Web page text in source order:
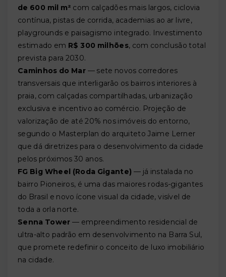
de 600 mil m² com calçadões mais largos, ciclovia
contínua, pistas de corrida, academias ao ar livre,
playgrounds e paisagismo integrado. Investimento
estimado em R$ 300 milhões, com conclusão total
prevista para 2030.
Caminhos do Mar — sete novos corredores
transversais que interligarão os bairros interiores à
praia, com calçadas compartilhadas, urbanização
exclusiva e incentivo ao comércio. Projeção de
valorização de até 20% nos imóveis do entorno,
segundo o Masterplan do arquiteto Jaime Lerner
que dá diretrizes para o desenvolvimento da cidade
pelos próximos 30 anos.
FG Big Wheel (Roda Gigante) — já instalada no
bairro Pioneiros, é uma das maiores rodas-gigantes
do Brasil e novo ícone visual da cidade, visível de
toda a orla norte.
Senna Tower — empreendimento residencial de
ultra-alto padrão em desenvolvimento na Barra Sul,
que promete redefinir o conceito de luxo imobiliário
na cidade.